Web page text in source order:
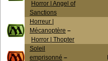
Horror | Angel of
Sanctions
Horreur |
Mécanoptère –
Horror | Thopter
Soleil
emprisonné –